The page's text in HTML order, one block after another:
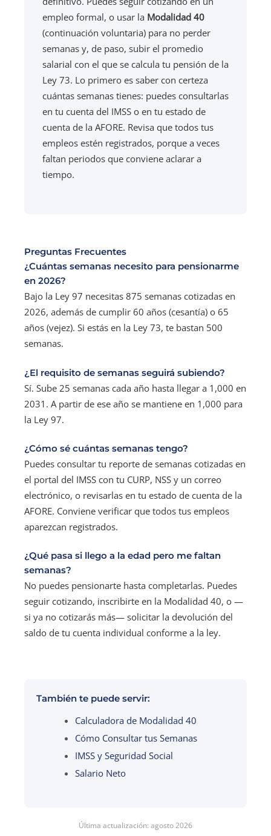
empleo formal, o usar la Modalidad 40
(continuación voluntaria) para no perder
semanas y, de paso, subir el promedio
salarial con el que se calcula tu pensión de la
Ley 73. Lo primero es saber con certeza
cuántas semanas tienes: puedes consultarlas
en tu cuenta del IMSS o en tu estado de
cuenta de la AFORE. Revisa que todos tus
empleos estén registrados, porque a veces
faltan periodos que conviene aclarar a
tiempo.
Preguntas Frecuentes
¿Cuántas semanas necesito para pensionarme
en 2026?
Bajo la Ley 97 necesitas 875 semanas cotizadas en
2026, además de cumplir 60 años (cesantía) o 65
años (vejez). Si estás en la Ley 73, te bastan 500
semanas.
¿El requisito de semanas seguirá subiendo?
Sí. Sube 25 semanas cada año hasta llegar a 1,000 en
2031. A partir de ese año se mantiene en 1,000 para
la Ley 97.
¿Cómo sé cuántas semanas tengo?
Puedes consultar tu reporte de semanas cotizadas en
el portal del IMSS con tu CURP, NSS y un correo
electrónico, o revisarlas en tu estado de cuenta de la
AFORE. Conviene verificar que todos tus empleos
aparezcan registrados.
¿Qué pasa si llego a la edad pero me faltan
semanas?
No puedes pensionarte hasta completarlas. Puedes
seguir cotizando, inscribirte en la Modalidad 40, o —
si ya no cotizarás más— solicitar la devolución del
saldo de tu cuenta individual conforme a la ley.
También te puede servir:
Calculadora de Modalidad 40
Cómo Consultar tus Semanas
IMSS y Seguridad Social
Salario Neto
Última actualización: agosto 2026